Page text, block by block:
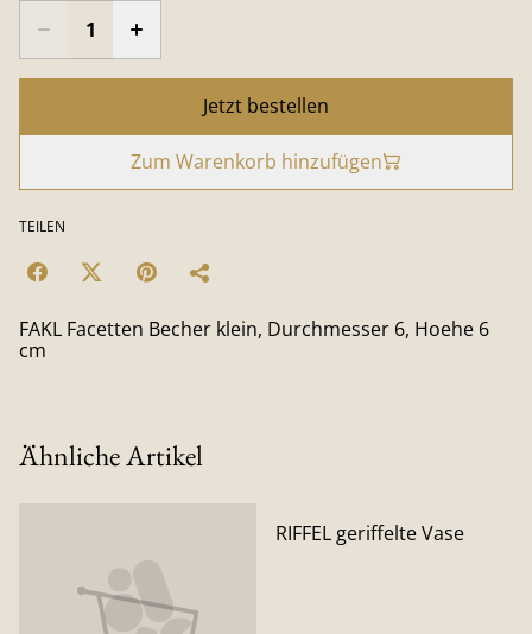
Jetzt bestellen
Zum Warenkorb hinzufügen
TEILEN
FAKL Facetten Becher klein, Durchmesser 6, Hoehe 6
cm
Ähnliche Artikel
RIFFEL geriffelte Vase